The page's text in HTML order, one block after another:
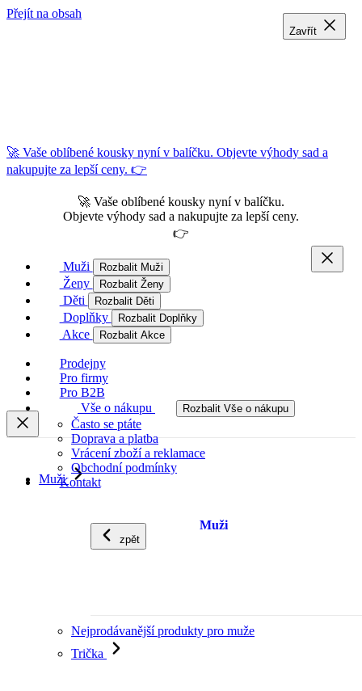
Přejít na obsah
🚀 Vaše oblíbené kousky nyní v balíčku. Objevte výhody sad a
nakupujte za lepší ceny. 👉
🚀 Vaše oblíbené kousky nyní v balíčku.
Objevte výhody sad a nakupujte za lepší ceny.
👉
Muži Rozbalit Muži
Ženy Rozbalit Ženy
Děti Rozbalit Děti
Doplňky Rozbalit Doplňky
Akce Rozbalit Akce
Prodejny
Pro firmy
Pro B2B
Vše o nákupu
Rozbalit Vše o nákupu
Často se ptáte
Doprava a platba
Vrácení zboží a reklamace
Obchodní podmínky
Kontakt
Muži
zpět
Muži
Nejprodávanější produkty pro muže
Trička
Zavřít
Zavřít
Zavřít